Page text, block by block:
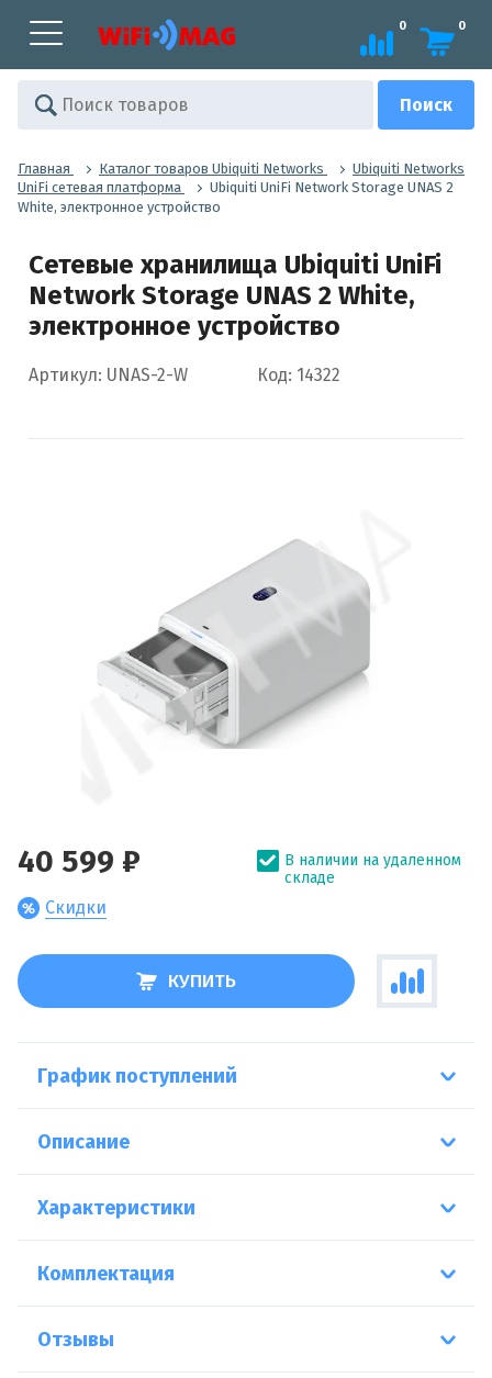
0 0
Главная Каталог товаров Ubiquiti Networks
Ubiquiti Networks
UniFi сетевая платформа
Ubiquiti UniFi Network Storage UNAS 2
White, электронное устройство
Сетевые хранилища Ubiquiti UniFi
Network Storage UNAS 2 White,
электронное устройство
Артикул: UNAS-2-W Код: 14322
40 599 ₽
Скидки
В наличии на удаленном
складе
КУПИТЬ
График поступлений
Описание
Характеристики
Комплектация
Отзывы